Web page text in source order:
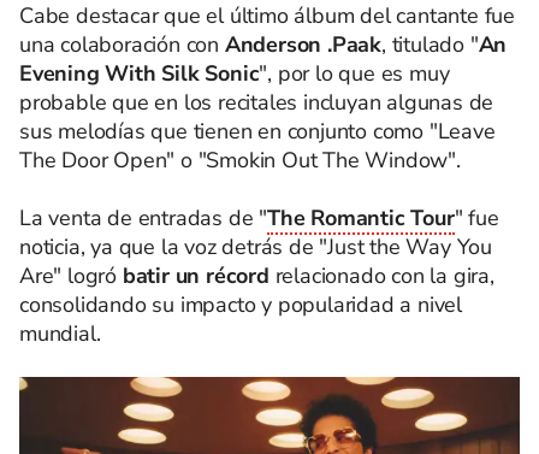
Cabe destacar que el último álbum del cantante fue
una colaboración con Anderson .Paak, titulado "An
Evening With Silk Sonic", por lo que es muy
probable que en los recitales incluyan algunas de
sus melodías que tienen en conjunto como "Leave
The Door Open" o "Smokin Out The Window".
La venta de entradas de "The Romantic Tour" fue
noticia, ya que la voz detrás de "Just the Way You
Are" logró batir un récord relacionado con la gira,
consolidando su impacto y popularidad a nivel
mundial.